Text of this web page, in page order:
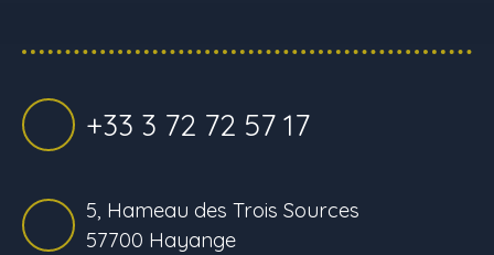
+33 3 72 72 57 17
5, Hameau des Trois Sources
57700 Hayange